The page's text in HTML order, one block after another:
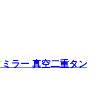
ラー 真空二重タン